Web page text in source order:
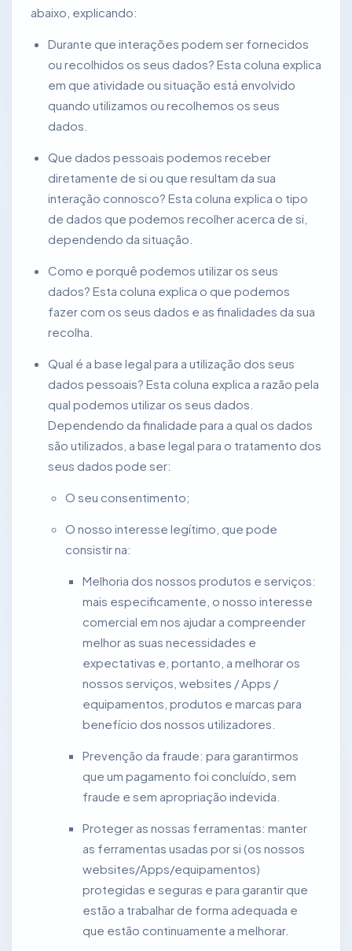
abaixo, explicando:
Durante que interações podem ser fornecidos
ou recolhidos os seus dados? Esta coluna explica
em que atividade ou situação está envolvido
quando utilizamos ou recolhemos os seus
dados.
Que dados pessoais podemos receber
diretamente de si ou que resultam da sua
interação connosco? Esta coluna explica o tipo
de dados que podemos recolher acerca de si,
dependendo da situação.
Como e porquê podemos utilizar os seus
dados? Esta coluna explica o que podemos
fazer com os seus dados e as finalidades da sua
recolha.
Qual é a base legal para a utilização dos seus
dados pessoais? Esta coluna explica a razão pela
qual podemos utilizar os seus dados.
Dependendo da finalidade para a qual os dados
são utilizados, a base legal para o tratamento dos
seus dados pode ser:
O seu consentimento;
O nosso interesse legítimo, que pode
consistir na:
Melhoria dos nossos produtos e serviços:
mais especificamente, o nosso interesse
comercial em nos ajudar a compreender
melhor as suas necessidades e
expectativas e, portanto, a melhorar os
nossos serviços, websites / Apps /
equipamentos, produtos e marcas para
benefício dos nossos utilizadores.
Prevenção da fraude: para garantirmos
que um pagamento foi concluído, sem
fraude e sem apropriação indevida.
Proteger as nossas ferramentas: manter
as ferramentas usadas por si (os nossos
websites/Apps/equipamentos)
protegidas e seguras e para garantir que
estão a trabalhar de forma adequada e
que estão continuamente a melhorar.